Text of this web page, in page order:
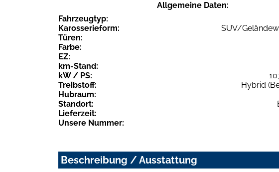
Allgemeine Daten:
Fahrzeugtyp:
Karosserieform:
SUV/
Türen:
Farbe:
EZ:
km-Stand:
kW / PS:
Treibstoff:
Hybrid
Hubraum:
Standort:
Lieferzeit:
Unsere Nummer:
Beschreibung / Ausstattung